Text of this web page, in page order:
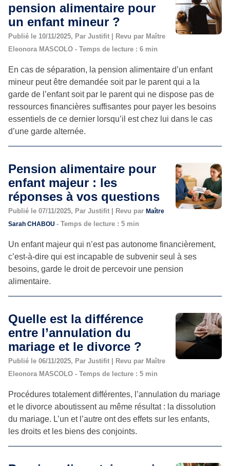
pension alimentaire pour
un enfant mineur ?
Publié le 10/11/2025, Par Justifit | Revu par Maître
Eleonora MASCOLO - Temps de lecture : 6 min
En cas de séparation, la pension alimentaire d’un enfant
mineur peut être demandée soit par le parent qui a la
garde de l’enfant soit par le parent qui ne dispose pas de
ressources financières suffisantes pour payer les besoins
essentiels de ce dernier lorsqu’il est chez lui dans le cas
d’une garde alternée.
Pension alimentaire pour
enfant majeur : les
réponses à vos questions
Publié le 07/11/2025, Par Justifit | Revu par Maître
Sarah CHABOU - Temps de lecture : 5 min
Un enfant majeur qui n’est pas autonome financièrement,
c’est-à-dire qui est incapable de subvenir seul à ses
besoins, garde le droit de percevoir une pension
alimentaire.
Quelle est la différence
entre l’annulation du
mariage et le divorce ?
Publié le 06/11/2025, Par Justifit | Revu par Maître
Eleonora MASCOLO - Temps de lecture : 5 min
Procédures totalement différentes, l’annulation du mariage
et le divorce aboutissent au même résultat : la dissolution
du mariage. L’un et l’autre ont des effets sur les enfants,
les droits et les biens des conjoints.